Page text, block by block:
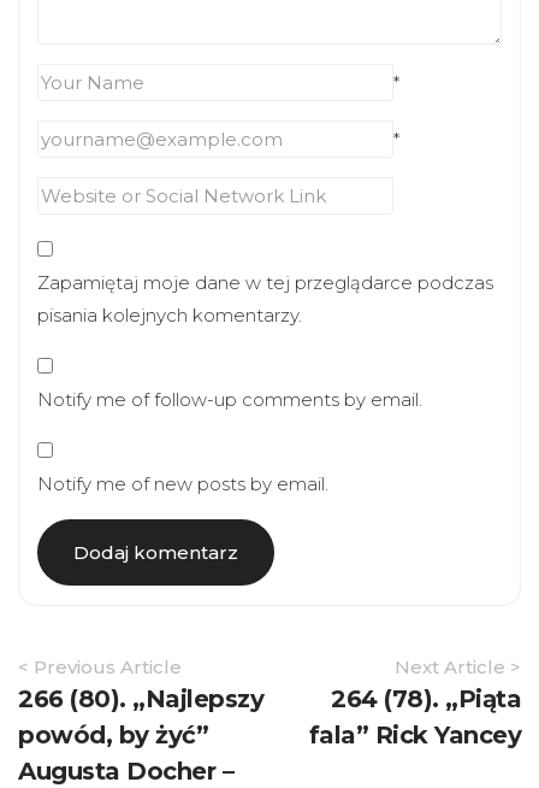
*
*
Zapamiętaj moje dane w tej przeglądarce podczas
pisania kolejnych komentarzy.
Notify me of follow-up comments by email.
Notify me of new posts by email.
Article
Navigation
< Previous Article
266 (80). „Najlepszy
powód, by żyć”
Augusta Docher –
Next Article >
264 (78). „Piąta
fala” Rick Yancey